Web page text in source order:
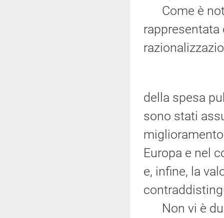
Come è
della spesa
sono stati
Europa e nel
e, infine, la
Non vi è